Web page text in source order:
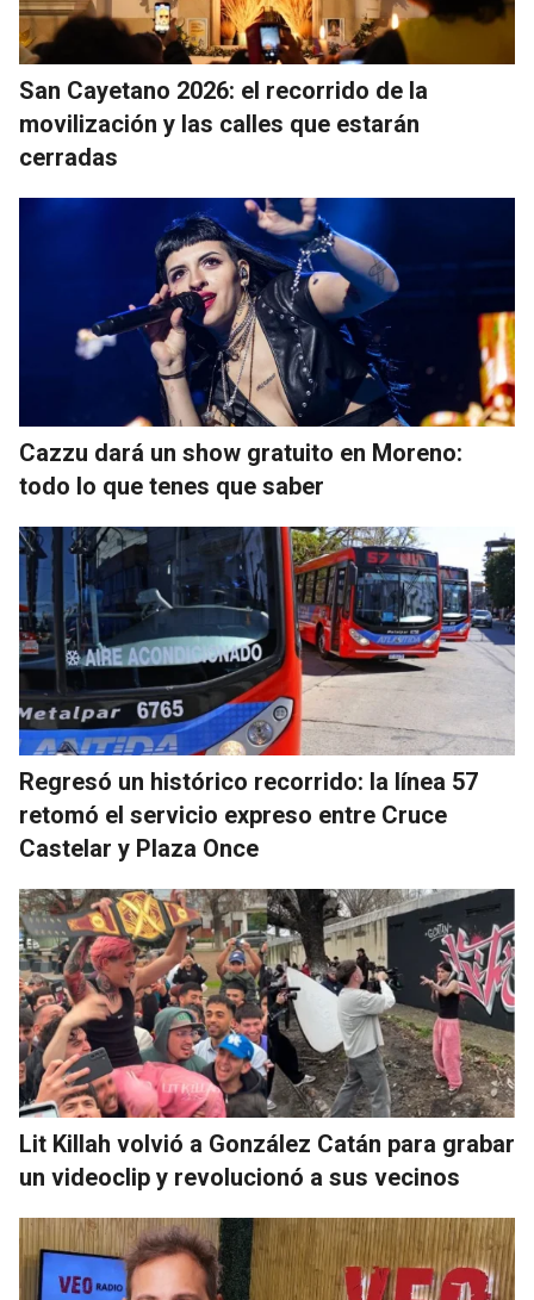
San Cayetano 2026: el recorrido de la
movilización y las calles que estarán
cerradas
Cazzu dará un show gratuito en Moreno:
todo lo que tenes que saber
Regresó un histórico recorrido: la línea 57
retomó el servicio expreso entre Cruce
Castelar y Plaza Once
Lit Killah volvió a González Catán para grabar
un videoclip y revolucionó a sus vecinos